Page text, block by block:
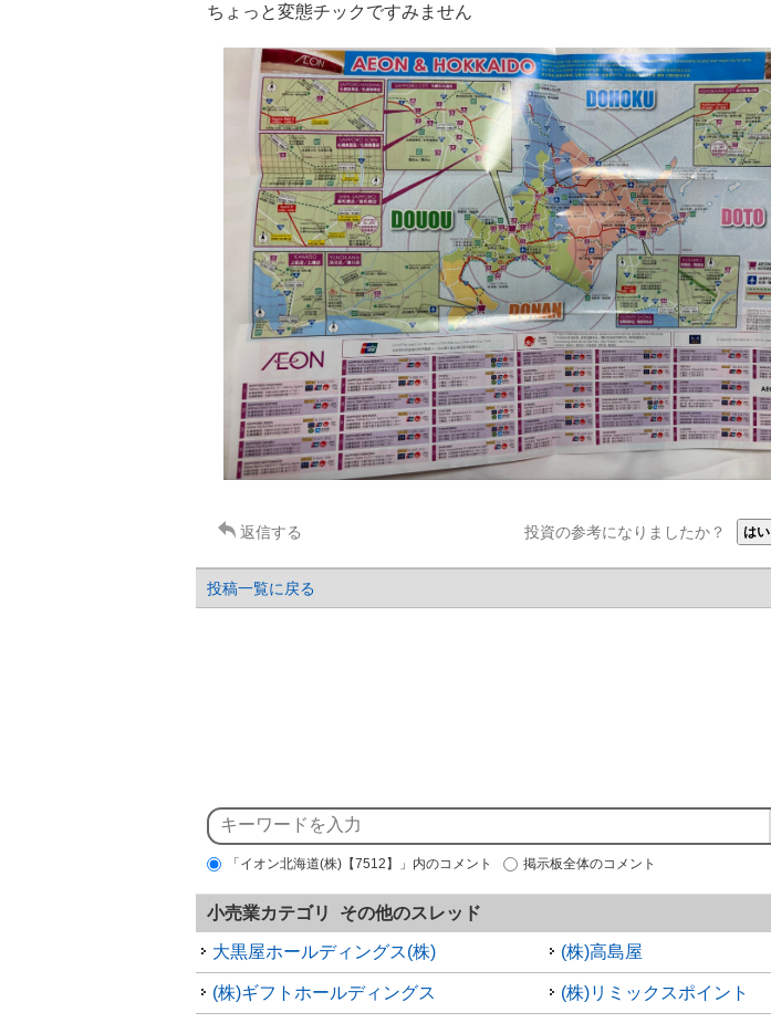
ちょっと変態チックですみません
返信する 投資の参考になりましたか？ はい
投稿一覧に戻る
「イオン北海道(株)【7512】」内のコメント 掲示板全体のコメント
小売業カテゴリ その他のスレッド
大黒屋ホールディングス(株) (株)高島屋
(株)ギフトホールディングス (株)リミックスポイント